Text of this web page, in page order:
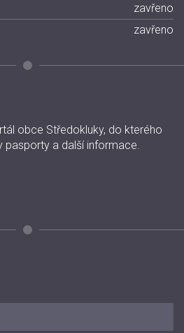
zavřeno
zavřeno
obce Středokluky, do kterého
pasporty a další informace.